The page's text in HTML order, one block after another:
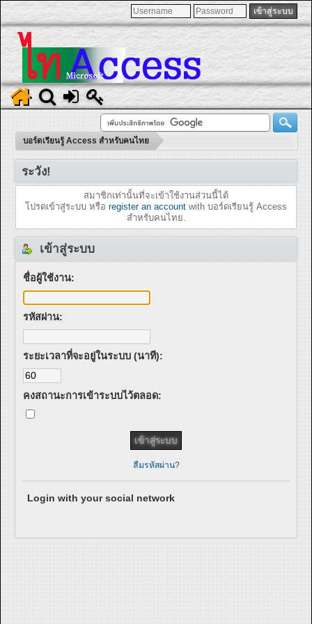
บอร์ดเรียนรู้ Access สำหรับคนไทย
ระวัง!
สมาชิกเท่านั้นที่จะเข้าใช้งานส่วนนี้ได้
โปรดเข้าสู่ระบบ หรือ register an account with บอร์ดเรียนรู้ Access
สำหรับคนไทย.
เข้าสู่ระบบ
ชื่อผู้ใช้งาน:
รหัสผ่าน:
ระยะเวลาที่จะอยู่ในระบบ (นาที):
คงสถานะการเข้าระบบไว้ตลอด:
ลืมรหัสผ่าน?
Login with your social network